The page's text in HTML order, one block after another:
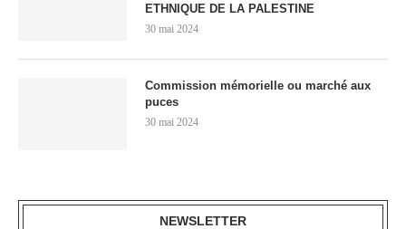
ETHNIQUE DE LA PALESTINE
30 mai 2024
Commission mémorielle ou marché aux
puces
30 mai 2024
NEWSLETTER